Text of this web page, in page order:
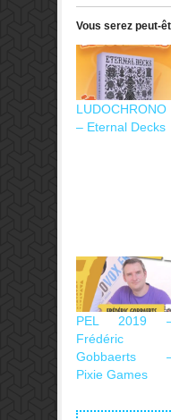
Vous serez peut-
LUDOCHRONO
– Eternal Decks
PEL 2019
Frédéric
Gobbaerts
Pixie Games